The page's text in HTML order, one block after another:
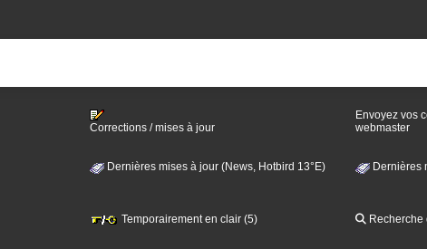
Corrections / mises à jour
Envoyez vos
webmaster
Dernières mises à jour (News, Hotbird 13°E) Dernières
Temporairement en clair (5)